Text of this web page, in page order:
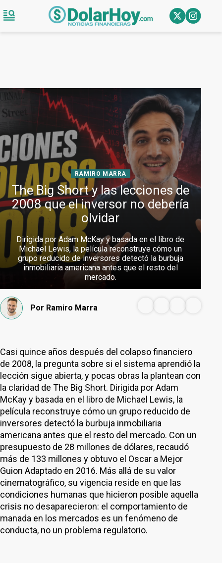
RAMIRO MARRA
The Big Short y las lecciones de
2008 que el inversor no debería
olvidar
Dirigida por Adam McKay y basada en el libro de
Michael Lewis, la película reconstruye cómo un
grupo reducido de inversores detectó la burbuja
inmobiliaria americana antes que el resto del
mercado.
Por Ramiro Marra
Casi quince años después del colapso financiero
de 2008, la pregunta sobre si el sistema aprendió la
lección sigue abierta, y pocas obras la plantean con
la claridad de The Big Short. Dirigida por Adam
McKay y basada en el libro de Michael Lewis, la
película reconstruye cómo un grupo reducido de
inversores detectó la burbuja inmobiliaria
americana antes que el resto del mercado. Con un
presupuesto de 28 millones de dólares, recaudó
más de 133 millones y obtuvo el Oscar a Mejor
Guion Adaptado en 2016. Más allá de su valor
cinematográfico, su vigencia reside en que las
condiciones humanas que hicieron posible aquella
crisis no desaparecieron: el comportamiento de
manada en los mercados es un fenómeno de
conducta, no un problema regulatorio.